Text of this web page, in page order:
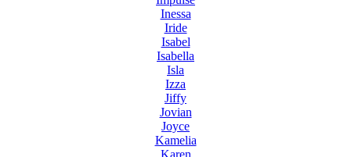
Inessa
Iride
Isabel
Isabella
Isla
Izza
Jiffy
Jovian
Joyce
Kamelia
Karen